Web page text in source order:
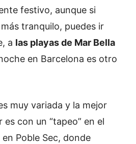
festivo, aunque si
tranquilo, puedes ir
a las playas de Mar Bella
en Barcelona es otro
muy variada y la mejor
con un “tapeo” en el
Poble Sec, donde